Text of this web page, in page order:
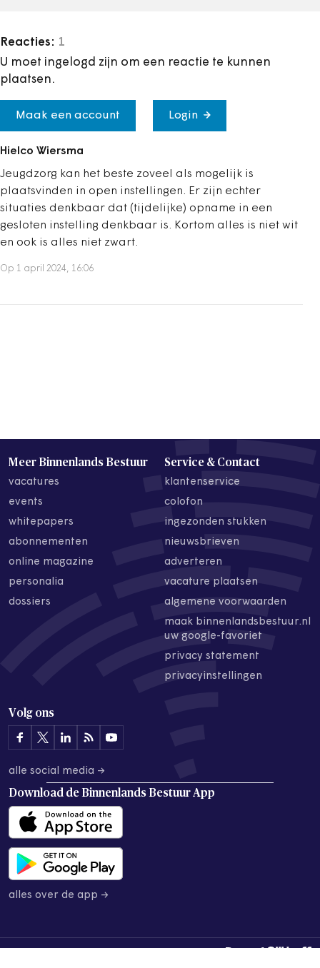
Reacties: 1
U moet ingelogd zijn om een reactie te kunnen
plaatsen.
Maak een account Login
Hielco Wiersma
Jeugdzorg kan het beste zoveel als mogelijk is
plaatsvinden in open instellingen. Er zijn echter
situaties denkbaar dat (tijdelijke) opname in een
gesloten instelling denkbaar is. Kortom alles is niet wit
en ook is alles niet zwart.
Op 1 april 2024, 16:06
Meer Binnenlands Bestuur
vacatures
events
whitepapers
abonnementen
online magazine
personalia
dossiers
Service & Contact
klantenservice
colofon
ingezonden stukken
nieuwsbrieven
adverteren
vacature plaatsen
algemene voorwaarden
maak binnenlandsbestuur.nl
uw google-favoriet
privacy statement
privacyinstellingen
Volg ons
alle social media →
Download de Binnenlands Bestuur App
alles over de app →